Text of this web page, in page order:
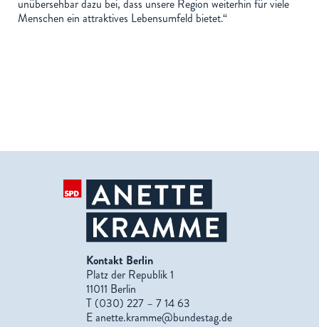
unübersehbar dazu bei, dass unsere Region weiterhin für viele
Menschen ein attraktives Lebensumfeld bietet.“
Kontakt Berlin
Platz der Republik 1
11011 Berlin
T (030) 227 – 7 14 63
Eanette.kramme@bundestag.de